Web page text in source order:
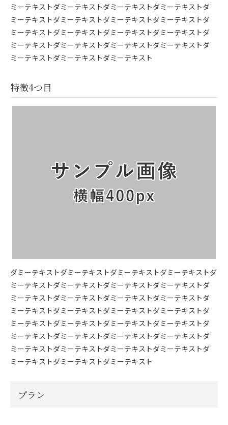
ミーテキストダミーテキストダミーテキストダミーテキストダ
ミーテキストダミーテキストダミーテキストダミーテキストダ
ミーテキストダミーテキストダミーテキストダミーテキストダ
ミーテキストダミーテキストダミーテキストダミーテキストダ
ミーテキストダミーテキストダミーテキスト
特徴4つ目
ダミーテキストダミーテキストダミーテキストダミーテキストダ
ミーテキストダミーテキストダミーテキストダミーテキストダ
ミーテキストダミーテキストダミーテキストダミーテキストダ
ミーテキストダミーテキストダミーテキストダミーテキストダ
ミーテキストダミーテキストダミーテキストダミーテキストダ
ミーテキストダミーテキストダミーテキストダミーテキストダ
ミーテキストダミーテキストダミーテキストダミーテキストダ
ミーテキストダミーテキストダミーテキスト
プラン